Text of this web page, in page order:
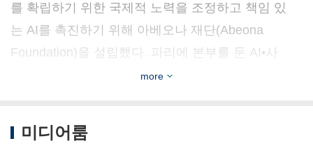
를 확립하기 위한 국제적 노력을 조정하고 책임 있
는 AI를 촉진하기 위해 아베오나 재단(Abeona
Foundation)을 설립했다. 파리에 본부를 둔 AI•사
회 연구소(AI & Society Institute)의 공동 의장도 맡
실제로 2월 9일 프랑스2 방송을 통해 전파를 탄 특
more
미디어룸